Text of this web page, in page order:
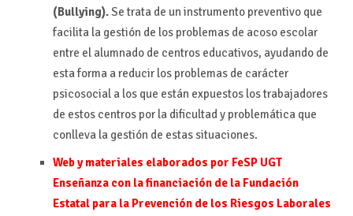
(Bullying).Se trata de un instrumento preventivo que
facilita la gestión de los problemas de acoso escolar
entre el alumnado de centros educativos, ayudando de
esta forma a reducir los problemas de carácter
psicosocial a los que están expuestos los trabajadores
de estos centros por la dificultad y problemática que
conlleva la gestión de estas situaciones.
Web y materiales elaborados por FeSP UGT
Enseñanza con la financiación de la Fundación
Estatal para la Prevención de los Riesgos Laborales